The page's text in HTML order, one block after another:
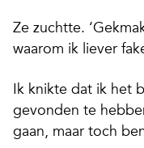
Ze zuchtte.
waarom ik liever
Ik knikte dat ik het
gevonden te
gaan, maar toch